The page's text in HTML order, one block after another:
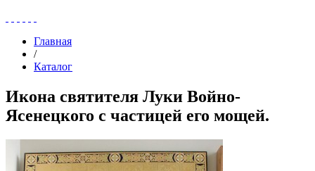
Главная
/
Каталог
Икона святителя Луки Войно-
Ясенецкого с частицей его мощей.